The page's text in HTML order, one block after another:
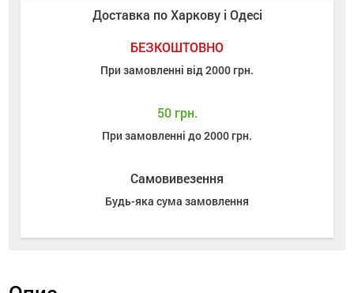
Доставка по Харкову і Одесі
БЕЗКОШТОВНО
При замовленні від 2000 грн.
50 грн.
При замовленні до 2000 грн.
Самовивезення
Будь-яка сума замовлення